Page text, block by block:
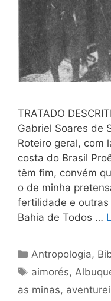
TRATADO
Gabriel Soares de
Roteiro geral, com
costa do Brasil
têm fim, convém
o de minha
fertilidade e
Bahia de Todos …
Categorias
Antropologia,
Tags
aimorés,
as minas,